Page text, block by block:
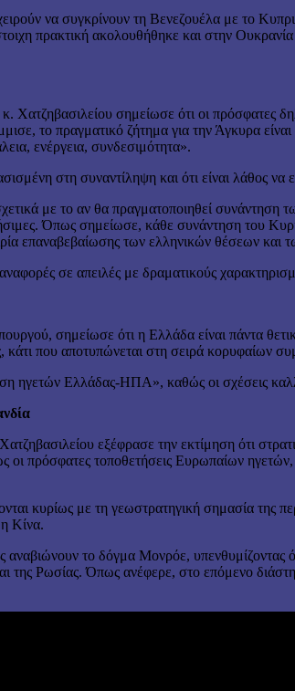
να συγκρίνουν τη Βενεζουέλα με το
πρακτική ακολουθήθηκε και στην
κ. Χατζηβασιλείου σημείωσε ότι οι
το πραγματικό ζήτημα για την Άγκυρα
ενέργεια, συνδεσιμότητα».
στη συναντίληψη και ότι είναι λάθος
με το αν θα πραγματοποιηθεί συνάντηση
Όπως σημείωσε, κάθε συνάντηση του
επαναβεβαίωσης των ελληνικών θέσεων και
σε απειλές με δραματικούς
σημείωσε ότι η Ελλάδα είναι πάντα
κάτι που αποτυπώνεται στη σειρά
ηγετών Ελλάδας-ΗΠΑ», καθώς οι σχέσεις
εξέφρασε την εκτίμηση ότι
οι πρόσφατες τοποθετήσεις Ευρωπαίων
κυρίως με τη γεωστρατηγική σημασία της
Κίνα.
αναβιώνουν το δόγμα Μονρόε, υπενθυμίζοντας
της Ρωσίας. Όπως ανέφερε, στο επόμενο